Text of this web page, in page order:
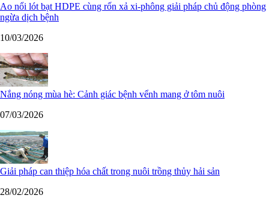
Ao nổi lót bạt HDPE cùng rốn xả xi-phông giải pháp chủ động phòng
ngừa dịch bệnh
10/03/2026
Nắng nóng mùa hè: Cảnh giác bệnh vểnh mang ở tôm nuôi
07/03/2026
Giải pháp can thiệp hóa chất trong nuôi trồng thủy hải sản
28/02/2026